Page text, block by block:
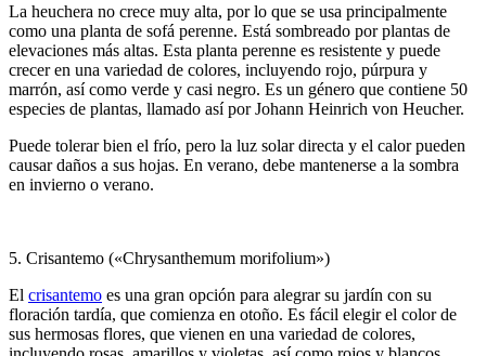
La heuchera no crece muy alta, por lo que se usa principalmente
como una planta de sofá perenne. Está sombreado por plantas de
elevaciones más altas. Esta planta perenne es resistente y puede
crecer en una variedad de colores, incluyendo rojo, púrpura y
marrón, así como verde y casi negro. Es un género que contiene 50
especies de plantas, llamado así por Johann Heinrich von Heucher.
Puede tolerar bien el frío, pero la luz solar directa y el calor pueden
causar daños a sus hojas. En verano, debe mantenerse a la sombra
en invierno o verano.
5. Crisantemo («Chrysanthemum morifolium»)
El crisantemo es una gran opción para alegrar su jardín con su
floración tardía, que comienza en otoño. Es fácil elegir el color de
sus hermosas flores, que vienen en una variedad de colores,